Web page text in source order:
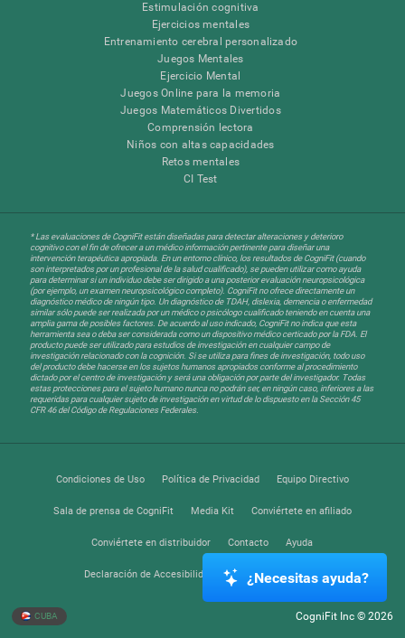
Estimulación cognitiva
Ejercicios mentales
Entrenamiento cerebral personalizado
Juegos Mentales
Ejercicio Mental
Juegos Online para la memoria
Juegos Matemáticos Divertidos
Comprensión lectora
Niños con altas capacidades
Retos mentales
CI Test
* Las evaluaciones de CogniFit están diseñadas para detectar alteraciones y deterioro
cognitivo con el fin de ofrecer a un médico información pertinente para diseñar una
intervención terapéutica apropiada. En un entorno clínico, los resultados de CogniFit (cuando
son interpretados por un profesional de la salud cualificado), se pueden utilizar como ayuda
para determinar si un individuo debe ser dirigido a una posterior evaluación neuropsicológica
(por ejemplo, un examen neuropsicológico completo). CogniFit no ofrece directamente un
diagnóstico médico de ningún tipo. Un diagnóstico de TDAH, dislexia, demencia o enfermedad
similar sólo puede ser realizada por un médico o psicólogo cualificado teniendo en cuenta una
amplia gama de posibles factores. De acuerdo al uso indicado, CogniFit no indica que esta
herramienta sea o deba ser considerada como un dispositivo médico certicado por la FDA. El
producto puede ser utilizado para estudios de investigación en cualquier campo de
investigación relacionado con la cognición. Si se utiliza para fines de investigación, todo uso
del producto debe hacerse en los sujetos humanos apropiados conforme al procedimiento
dictado por el centro de investigación y será una obligación por parte del investigador. Todas
estas protecciones para el sujeto humano nunca no podrán ser, en ningún caso, inferiores a las
requeridas para cualquier sujeto de investigación en virtud de lo dispuesto en la Sección 45
CFR 46 del Código de Regulaciones Federales.
Condiciones de Uso Política de Privacidad Equipo Directivo
Sala de prensa de CogniFit Media Kit Conviértete en afiliado
Conviértete en distribuidor Contacto Ayuda
Declaración de Accesibilidad Centro de Confianza
CUBA CogniFit Inc © 2026
¿Necesitas ayuda?